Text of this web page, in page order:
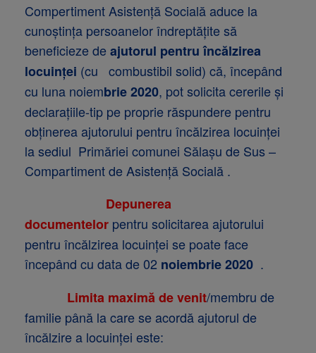
Compertiment Asistență Socială aduce la
cunoștința persoanelor îndreptățite să
beneficieze deajutorul pentru încălzirea
locuinței (cu combustibil solid) că, începând
cu luna noiembrie2020, pot solicita cererile și
declarațiile-tip pe proprie răspundere pentru
obținerea ajutorului pentru încălzirea locuinței
la sediul Primăriei comunei Sălașu de Sus –
Compartiment de Asistență Socială .
Depunerea
documentelor pentru solicitarea ajutorului
pentru încălzirea locuinței se poate face
începând cu data de 02 noiembrie 2020 .
Limita maximă de venit/membru de
familie până la care se acordă ajutorul de
încălzire a locuinței este: